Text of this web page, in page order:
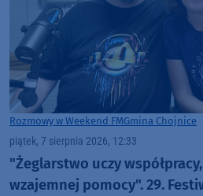
Rozmowy w Weekend FMGmina Chojnice
piątek, 7 sierpnia 2026, 12:33
"Żeglarstwo uczy
wzajemnej pomocy". 29.